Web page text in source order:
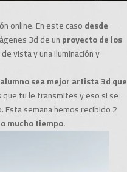
online. En este casodesde
3d de unproyecto de los
vista y una iluminación y
sea mejor artista 3d que
tu le transmites y eso si se
semana hemos recibido 2
mucho tiempo.